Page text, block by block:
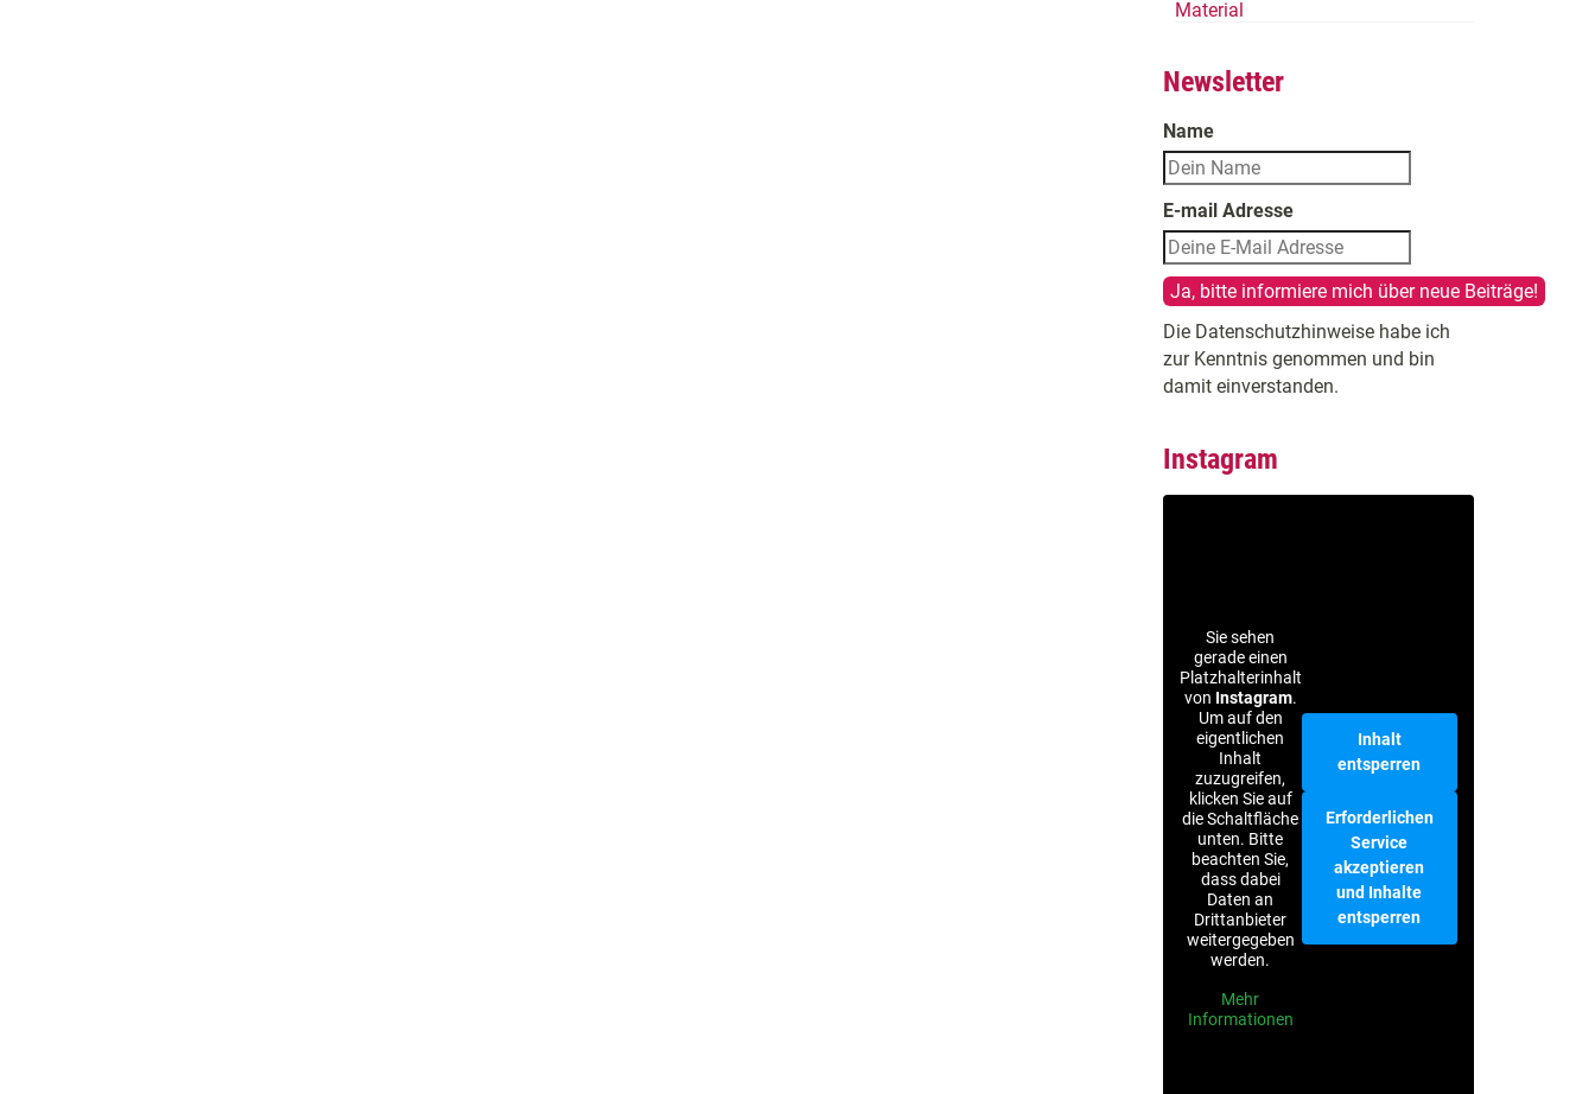
Newsletter
Name
E-mail Adresse
Die Datenschutzhinweise habe ich
zur Kenntnis genommen und bin
damit einverstanden.
Instagram
Sie sehen
gerade einen
Platzhalterinhalt
von Instagram.
Um auf den
eigentlichen
Inhalt
zuzugreifen,
klicken Sie auf
die Schaltfläche
unten. Bitte
beachten Sie,
dass dabei
Daten an
Drittanbieter
weitergegeben
werden.
Mehr
Informationen
Inhalt
entsperren
Erforderlichen
Service
akzeptieren
und Inhalte
entsperren